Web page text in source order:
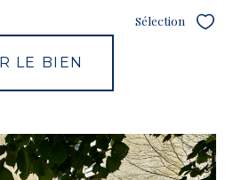
Sélection
LE BIEN